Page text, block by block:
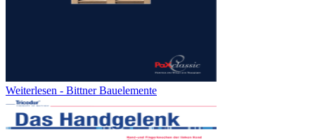
Weiterlesen - Bittner Bauelemente